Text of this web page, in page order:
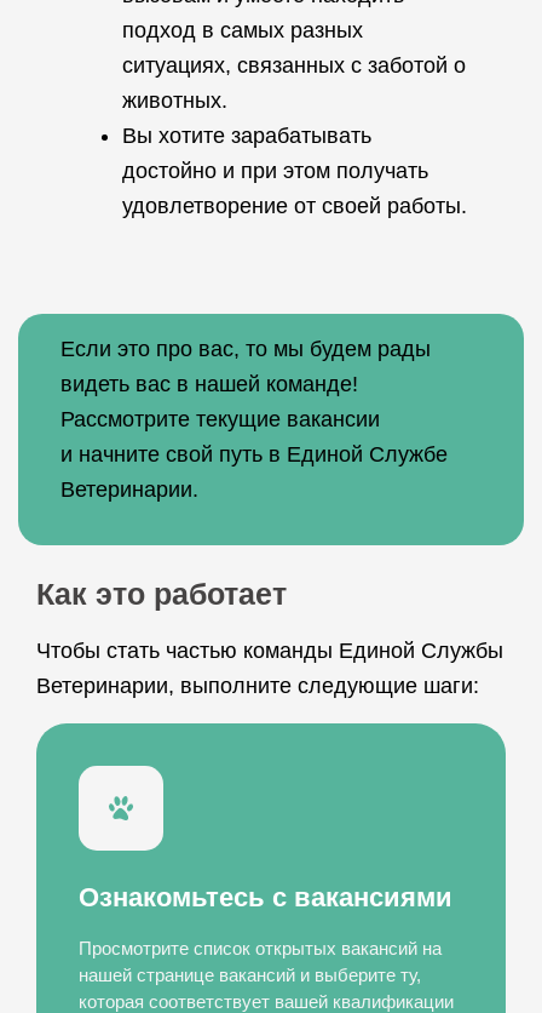
подход в самых разных
ситуациях, связанных с заботой о
животных.
Вы хотите зарабатывать
достойно и при этом получать
удовлетворение от своей работы.
Если это про вас, то мы будем рады
видеть вас в нашей команде!
Рассмотрите текущие вакансии
и начните свой путь в Единой Службе
Ветеринарии.
Как это работает
Чтобы стать частью команды Единой Службы
Ветеринарии, выполните следующие шаги:
Ознакомьтесь с вакансиями
Просмотрите список открытых вакансий на
нашей странице вакансий и выберите ту,
которая соответствует вашей квалификации